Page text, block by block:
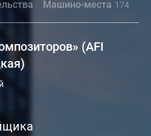
Машино-места 174
(AFI